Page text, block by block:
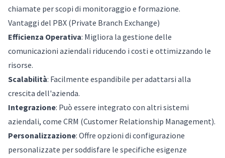
chiamate per scopi di monitoraggio e formazione.
Vantaggi del PBX (Private Branch Exchange)
Efficienza Operativa: Migliora la gestione delle
comunicazioni aziendali riducendo i costi e ottimizzando le
risorse.
Scalabilità: Facilmente espandibile per adattarsi alla
crescita dell'azienda.
Integrazione: Può essere integrato con altri sistemi
aziendali, come CRM (Customer Relationship Management).
Personalizzazione: Offre opzioni di configurazione
personalizzate per soddisfare le specifiche esigenze